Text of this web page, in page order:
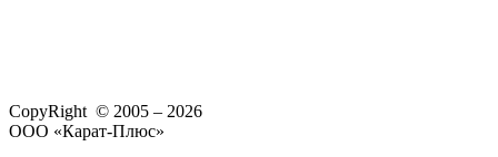
CopyRight © 2005 – 2026
ООО «Карат-Плюс»